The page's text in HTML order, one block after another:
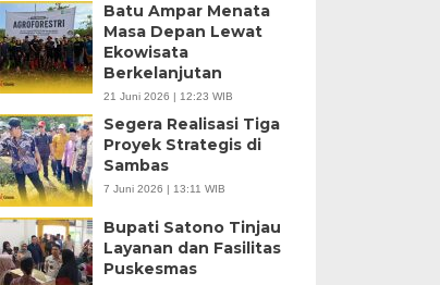
Batu Ampar Menata
Masa Depan Lewat
Ekowisata
Berkelanjutan
21 Juni 2026 | 12:23 WIB
Segera Realisasi Tiga
Proyek Strategis di
Sambas
7 Juni 2026 | 13:11 WIB
Bupati Satono Tinjau
Layanan dan Fasilitas
Puskesmas